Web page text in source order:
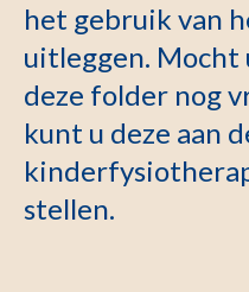
het gebruik van
uitleggen. Mocht
deze folder nog
kunt u deze aan
stellen.